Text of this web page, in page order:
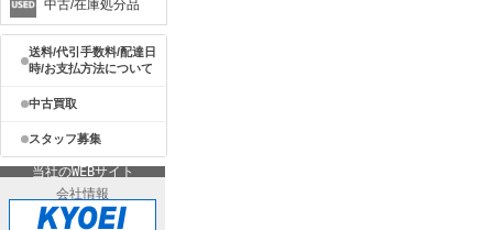
中古/在庫処分品
送料/代引手数料/配達日
時/お支払方法について
中古買取
スタッフ募集
当社のWEBサイト
会社情報